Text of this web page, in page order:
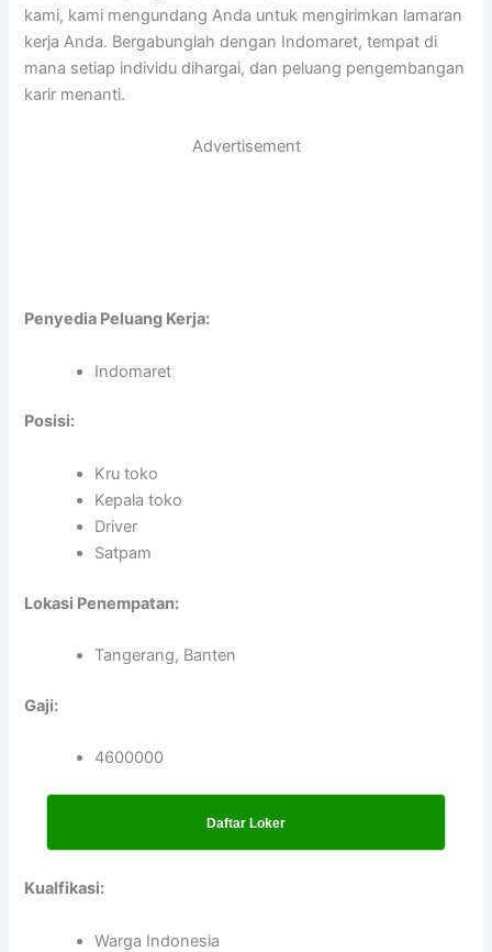
kami, kami mengundang Anda untuk mengirimkan lamaran
kerja Anda. Bergabunglah dengan Indomaret, tempat di
mana setiap individu dihargai, dan peluang pengembangan
karir menanti.
Advertisement
Penyedia Peluang Kerja:
Indomaret
Posisi:
Kru toko
Kepala toko
Driver
Satpam
Lokasi Penempatan:
Tangerang, Banten
Gaji:
4600000
Daftar Loker
Kualfikasi:
Warga Indonesia